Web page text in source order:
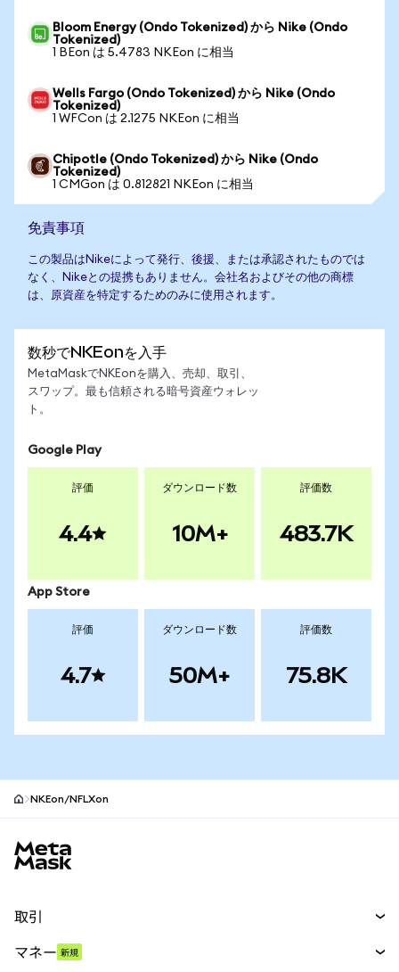
Bloom Energy (Ondo Tokenized) から Nike (Ondo
Tokenized)
1 BEon は 5.4783 NKEon に相当
Wells Fargo (Ondo Tokenized) から Nike (Ondo
Tokenized)
1 WFCon は 2.1275 NKEon に相当
Chipotle (Ondo Tokenized) から Nike (Ondo
Tokenized)
1 CMGon は 0.812821 NKEon に相当
免責事項
この製品はNikeによって発行、後援、または承認されたものでは
なく、Nikeとの提携もありません。会社名およびその他の商標
は、原資産を特定するためのみに使用されます。
数秒でNKEonを入手
MetaMaskでNKEonを購入、売却、取引、
スワップ。最も信頼される暗号資産ウォレッ
ト。
Google Play
評価
4.4
ダウンロード数
10M+
評価数
483.7K
App Store
評価
4.7
ダウンロード数
50M+
評価数
75.8K
NKEon/NFLXon
取引
マネー 新規